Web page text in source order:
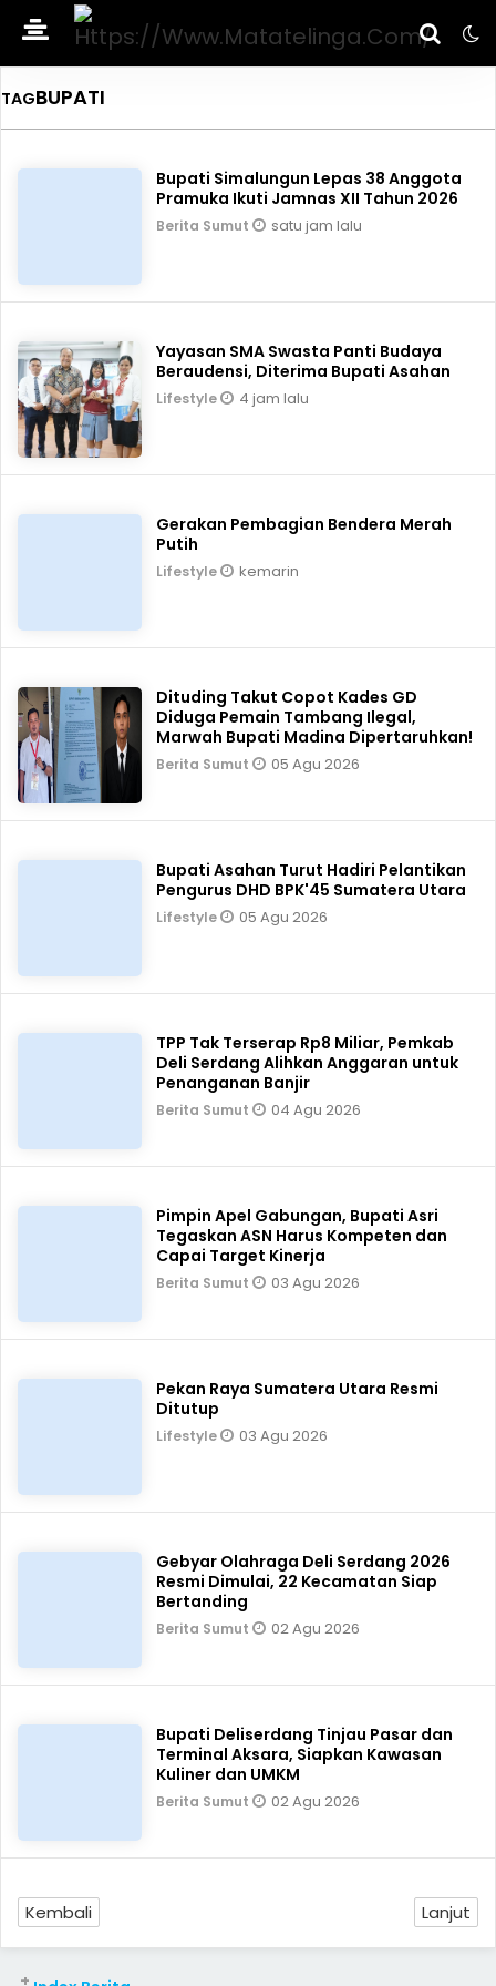
TAGBUPATI
Bupati Simalungun Lepas 38 Anggota
Pramuka Ikuti Jamnas XII Tahun 2026
Berita Sumut satu jam lalu
Yayasan SMA Swasta Panti Budaya
Beraudensi, Diterima Bupati Asahan
Lifestyle 4 jam lalu
Gerakan Pembagian Bendera Merah
Putih
Lifestyle kemarin
Dituding Takut Copot Kades GD
Diduga Pemain Tambang Ilegal,
Marwah Bupati Madina Dipertaruhkan!
Berita Sumut 05 Agu 2026
Bupati Asahan Turut Hadiri Pelantikan
Pengurus DHD BPK'45 Sumatera Utara
Lifestyle 05 Agu 2026
TPP Tak Terserap Rp8 Miliar, Pemkab
Deli Serdang Alihkan Anggaran untuk
Penanganan Banjir
Berita Sumut 04 Agu 2026
Pimpin Apel Gabungan, Bupati Asri
Tegaskan ASN Harus Kompeten dan
Capai Target Kinerja
Berita Sumut 03 Agu 2026
Pekan Raya Sumatera Utara Resmi
Ditutup
Lifestyle 03 Agu 2026
Gebyar Olahraga Deli Serdang 2026
Resmi Dimulai, 22 Kecamatan Siap
Bertanding
Berita Sumut 02 Agu 2026
Bupati Deliserdang Tinjau Pasar dan
Terminal Aksara, Siapkan Kawasan
Kuliner dan UMKM
Berita Sumut 02 Agu 2026
Kembali Lanjut
+